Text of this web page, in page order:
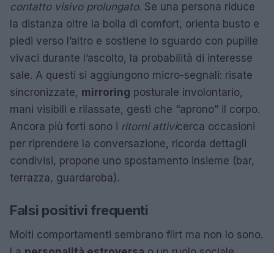
contatto visivo prolungato. Se una persona riduce
la distanza oltre la bolla di comfort, orienta busto e
piedi verso l’altro e sostiene lo sguardo con pupille
vivaci durante l’ascolto, la probabilità di interesse
sale. A questi si aggiungono micro-segnali: risate
sincronizzate, mirroring posturale involontario,
mani visibili e rilassate, gesti che “aprono” il corpo.
Ancora più forti sono i ritorni attivicerca occasioni
per riprendere la conversazione, ricorda dettagli
condivisi, propone uno spostamento insieme (bar,
terrazza, guardaroba).
Falsi positivi frequenti
Molti comportamenti sembrano flirt ma non lo sono.